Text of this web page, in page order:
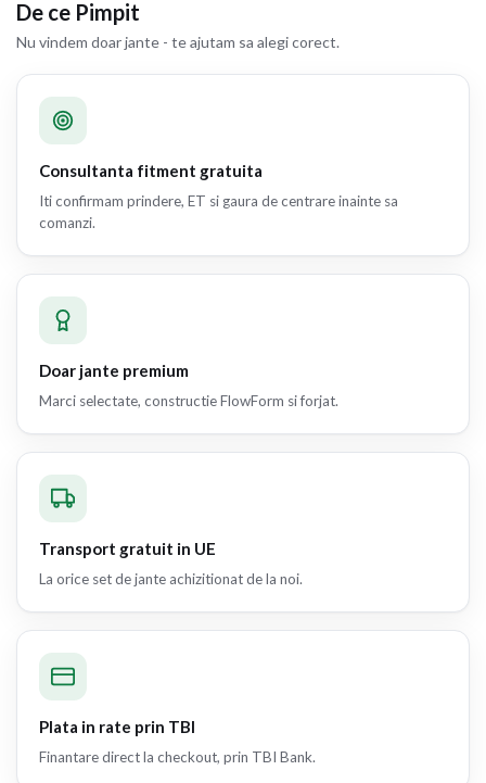
De ce Pimpit
Nu vindem doar jante - te ajutam sa alegi corect.
Consultanta fitment gratuita
Iti confirmam prindere, ET si gaura de centrare inainte sa
comanzi.
Doar jante premium
Marci selectate, constructie FlowForm si forjat.
Transport gratuit in UE
La orice set de jante achizitionat de la noi.
Plata in rate prin TBI
Finantare direct la checkout, prin TBI Bank.